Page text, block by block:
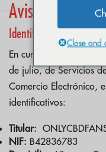
Aviso Legal
Identificación y
En cumplimiento del
de julio, de Servicios
Comercio Electrónico,
identificativos:
Titular:
NIF: B42836783
Close and